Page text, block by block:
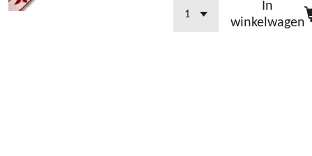
In
winkelwagen